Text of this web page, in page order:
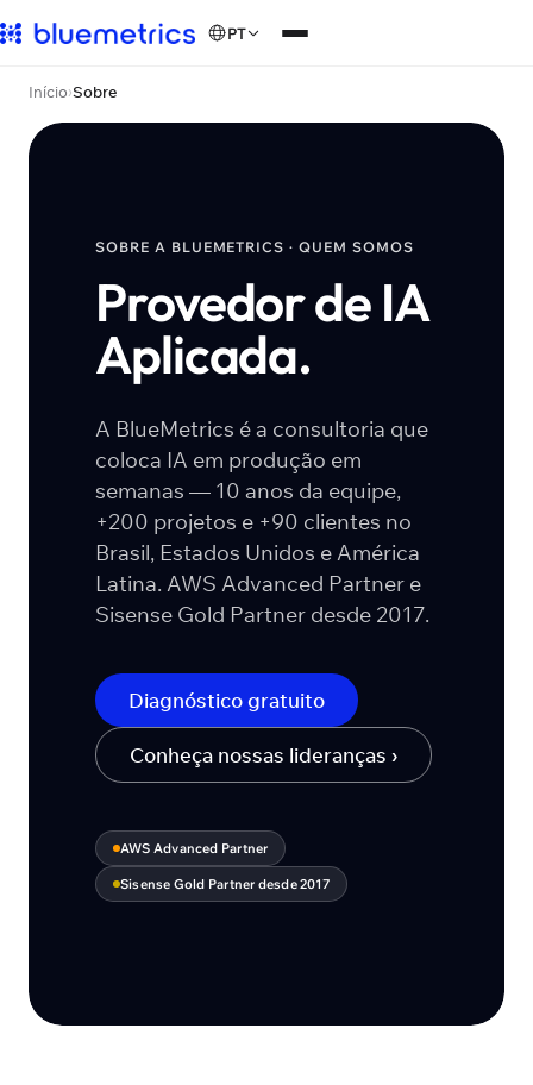
PT
Início›Sobre
SOBRE A BLUEMETRICS · QUEM SOMOS
Provedor de IA
Aplicada.
A BlueMetrics é a consultoria que
coloca IA em produção em
semanas — 10 anos da equipe,
+200 projetos e +90 clientes no
Brasil, Estados Unidos e América
Latina. AWS Advanced Partner e
Sisense Gold Partner desde 2017.
Diagnóstico gratuito
Conheça nossas lideranças ›
AWS Advanced Partner
Sisense Gold Partner desde 2017